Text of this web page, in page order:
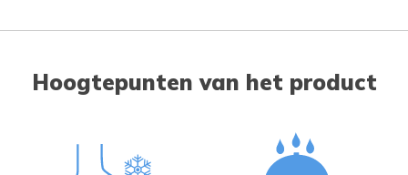
Hoogtepunten van het product